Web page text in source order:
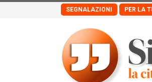
SEGNALAZIONI PER LA